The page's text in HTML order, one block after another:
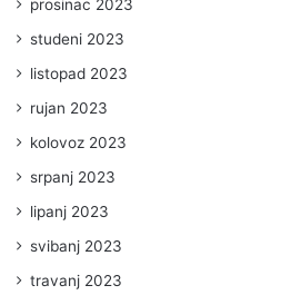
prosinac 2023
studeni 2023
listopad 2023
rujan 2023
kolovoz 2023
srpanj 2023
lipanj 2023
svibanj 2023
travanj 2023